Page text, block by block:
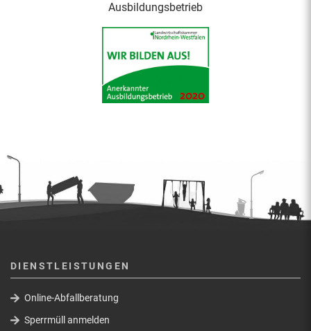
Ausbildungsbetrieb
DIENSTLEISTUNGEN
Online-Abfallberatung
Sperrmüll anmelden